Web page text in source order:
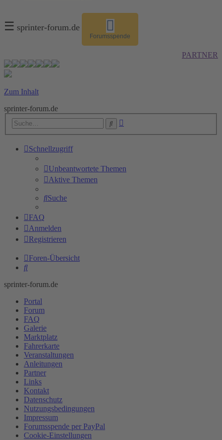
☰ sprinter-forum.de
Forumsspende
PARTNER
Zum Inhalt
sprinter-forum.de
Suche
Schnellzugriff
Unbeantwortete Themen
Aktive Themen
Suche
FAQ
Anmelden
Registrieren
Foren-Übersicht
Suche
sprinter-forum.de
Portal
Forum
FAQ
Galerie
Marktplatz
Fahrerkarte
Veranstaltungen
Anleitungen
Partner
Links
Kontakt
Datenschutz
Nutzungsbedingungen
Impressum
Forumsspende per PayPal
Cookie-Einstellungen